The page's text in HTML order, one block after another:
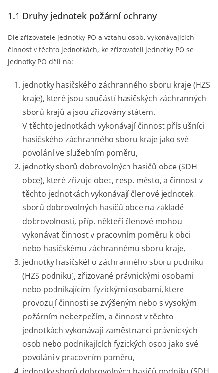
1.1 Druhy jednotek požární ochrany
Dle zřizovatele jednotky PO a vztahu osob, vykonávajících
činnost v těchto jednotkách, ke zřizovateli jednotky PO se
jednotky PO dělí na:
jednotky hasičského záchranného sboru kraje (HZS
kraje), které jsou součástí hasičských záchranných
sborů krajů a jsou zřizovány státem.
V těchto jednotkách vykonávají činnost příslušníci
hasičského záchranného sboru kraje jako své
povolání ve služebním poměru,
jednotky sborů dobrovolných hasičů obce (SDH
obce), které zřizuje obec, resp. město, a činnost v
těchto jednotkách vykonávají členové jednotek
sborů dobrovolných hasičů obce na základě
dobrovolnosti, příp. někteří členové mohou
vykonávat činnost v pracovním poměru k obci
nebo hasičskému záchrannému sboru kraje,
jednotky hasičského záchranného sboru podniku
(HZS podniku), zřizované právnickými osobami
nebo podnikajícími fyzickými osobami, které
provozují činnosti se zvýšeným nebo s vysokým
požárním nebezpečím, a činnost v těchto
jednotkách vykonávají zaměstnanci právnických
osob nebo podnikajících fyzických osob jako své
povolání v pracovním poměru,